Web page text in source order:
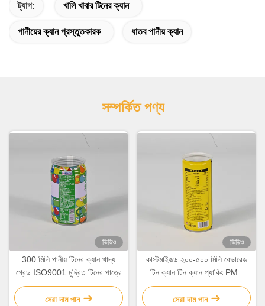
ট্যাগ: খালি খাবার টিনের ক্যান
পানীয়ের ক্যান প্রস্তুতকারক ধাতব পানীয় ক্যান
সম্পর্কিত পণ্য
ভিডিও
300 মিলি পানীয় টিনের ক্যান খাদ্য
গ্রেড ISO9001 মুদ্রিত টিনের পাত্রে
সেরা দাম পান
ভিডিও
কাস্টমাইজড ২০০-৫০০ মিলি বেভারেজ
টিন ক্যান টিন ক্যান প্যাকিং PMS
প্রিন্টিং
সেরা দাম পান